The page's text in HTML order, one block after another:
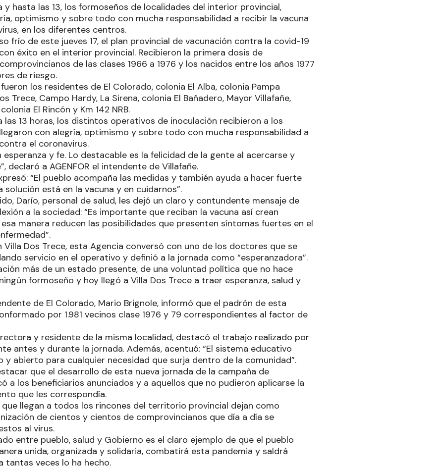
y hasta las 13, los formoseños de localidades del interior provincial,
optimismo y sobre todo con mucha responsabilidad a recibir la vacuna
en los diferentes centros.
frío de este jueves 17, el plan provincial de vacunación contra la covid-19
éxito en el interior provincial. Recibieron la primera dosis de
de las clases 1966 a 1976 y los nacidos entre los años 1977
de riesgo.
los residentes de El Colorado, colonia El Alba, colonia Pampa
Trece, Campo Hardy, La Sirena, colonia El Bañadero, Mayor Villafañe,
El Rincón y Km 142 NRB.
las 13 horas, los distintos operativos de inoculación recibieron a los
con alegría, optimismo y sobre todo con mucha responsabilidad a
el coronavirus.
esperanza y fe. Lo destacable es la felicidad de la gente al acercarse y
declaró a AGENFOR el intendente de Villafañe.
“El pueblo acompaña las medidas y también ayuda a hacer fuerte
solución está en la vacuna y en cuidarnos”.
Darío, personal de salud, les dejó un claro y contundente mensaje de
a la sociedad: “Es importante que reciban la vacuna así crean
manera reducen las posibilidades que presenten síntomas fuertes en el
Villa Dos Trece, esta Agencia conversó con uno de los doctores que se
servicio en el operativo y definió a la jornada como “esperanzadora”.
más de un estado presente, de una voluntad política que no hace
formoseño y hoy llegó a Villa Dos Trece a traer esperanza, salud y
de El Colorado, Mario Brignole, informó que el padrón de esta
por 1.981 vecinos clase 1976 y 79 correspondientes al factor de
y residente de la misma localidad, destacó el trabajo realizado por
antes y durante la jornada. Además, acentuó: “El sistema educativo
y abierto para cualquier necesidad que surja dentro de la comunidad”.
que el desarrollo de esta nueva jornada de la campaña de
a los beneficiarios anunciados y a aquellos que no pudieron aplicarse la
que les correspondía.
llegan a todos los rincones del territorio provincial dejan como
de cientos y cientos de comprovincianos que día a día se
al virus.
entre pueblo, salud y Gobierno es el claro ejemplo de que el pueblo
unida, organizada y solidaria, combatirá esta pandemia y saldrá
tantas veces lo ha hecho.